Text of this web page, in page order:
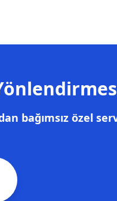
bağımsız özel